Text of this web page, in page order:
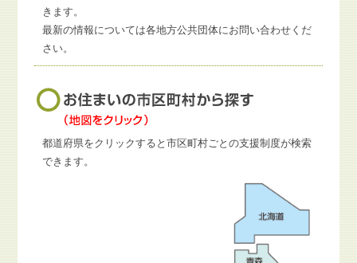
きます。
最新の情報については各地方公共団体にお問い合わせくだ
さい。
都道府県をクリックすると市区町村ごとの支援制度が検索
できます。